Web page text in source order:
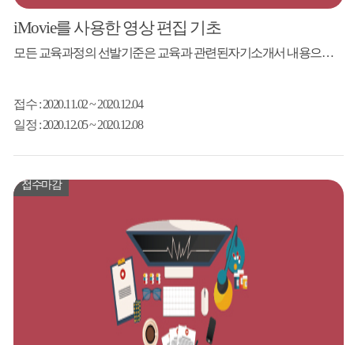
iMovie를 사용한 영상 편집 기초
모든 교육과정의 선발기준은 교육과 관련된자기소개서 내용으로 강사님께서 선발할 예정입니다.(강의 난이도 조율) 강사 설현주 ㈜레이블소설 대표 유튜브채널 레이블소설, 위클리뮤직 운영 (직접 제작한 300여개 콘텐츠 보유) 모집대상 영상콘텐츠를 보유한 도민 20인 (스마트폰 영상 등 가능) 강의 내용 1. 프로그램 소개 및 기초사용법 2. 아이무비에 파일 추가 및 음악파일...
접수: 2020.11.02 ~ 2020.12.04
일정 : 2020.12.05 ~ 2020.12.08
접수마감